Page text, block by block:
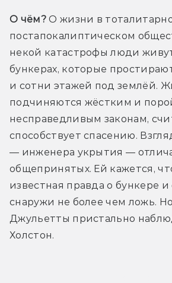
О чём? О жизни в
постапокалиптическом
некой катастрофы люди
бункерах, которые
и сотни этажей под землёй.
подчиняются жёстким и
несправедливым законам,
способствует спасению.
— инженера укрытия —
общепринятых. Ей кажется,
известная правда о бункере и
снаружи не более чем ложь.
Джульетты пристально
Холстон.